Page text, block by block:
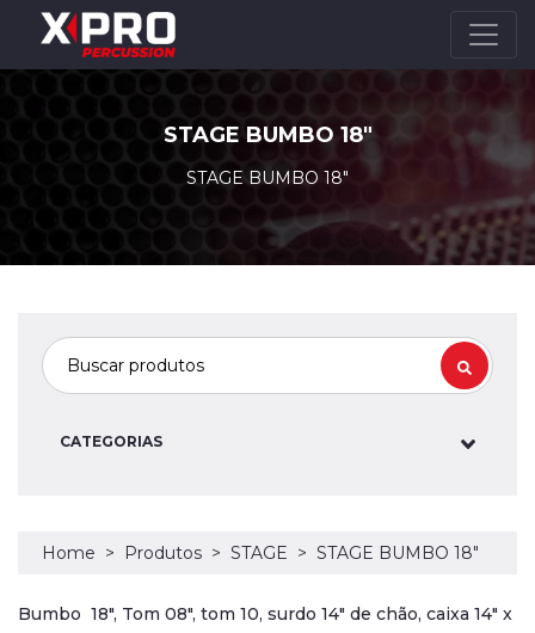
STAGE BUMBO 18"
STAGE BUMBO 18"
CATEGORIAS
Home Produtos STAGE STAGE BUMBO 18"
Bumbo 18", Tom 08", tom 10, surdo 14" de chão, caixa 14" x